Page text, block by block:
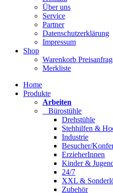
Über uns
Service
Partner
Datenschutzerklärung
Impressum
Shop
Warenkorb
Merkliste
Home
Produkte
Arbeiten
Bürostühle
Drehstühle
Stehhilfen &
Industrie
Besucher/
ErzieherInnen
Kinder &
24/7
XXL &
Zubehör